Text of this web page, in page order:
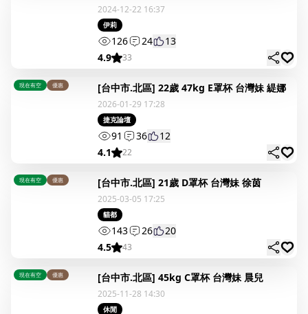
2024-12-22 16:37
伊莉
126 24
13
4.9
33
現在有空 優惠 [台中市.北區] 22歲 47kg E罩杯 台灣妹 緹娜
2026-01-29 17:28
捷克論壇
91 36
12
4.1
22
現在有空 優惠 [台中市.北區] 21歲 D罩杯 台灣妹 徐茵
2025-03-05 17:25
貓都
143 26
20
4.5
43
現在有空 優惠 [台中市.北區] 45kg C罩杯 台灣妹 晨兒
2025-11-28 14:30
休閒